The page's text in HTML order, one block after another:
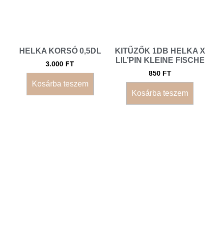
HELKA KORSÓ 0,5DL
3.000 FT
Kosárba teszem
KITŰZŐK 1DB HELKA X
LIL’PIN KLEINE FISCHE
850 FT
Kosárba teszem